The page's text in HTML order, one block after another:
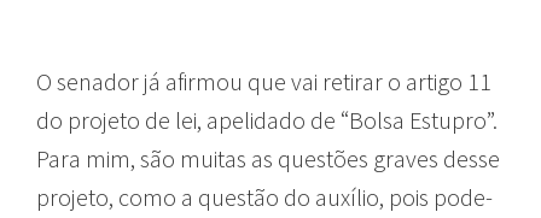
O senador já afirmou que vai retirar o artigo 11
do projeto de lei, apelidado de “Bolsa Estupro”.
Para mim, são muitas as questões graves desse
projeto, como a questão do auxílio, pois pode-